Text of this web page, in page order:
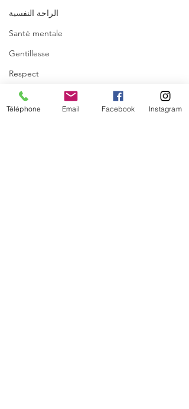
الراحة النفسية
Santé mentale
Gentillesse
Respect
Puissance
Allaitement
Téléphone Email Facebook Instagram